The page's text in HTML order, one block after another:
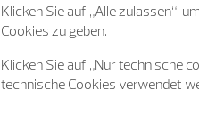
Klicken Sie auf „Alle zulassen“,
Cookies zu geben.
Klicken Sie auf „Nur technische
technische Cookies verwendet